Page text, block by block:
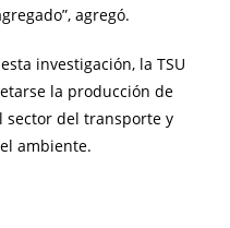
agregó.
investigación, la TSU
la producción de
sector del transporte y
ambiente.